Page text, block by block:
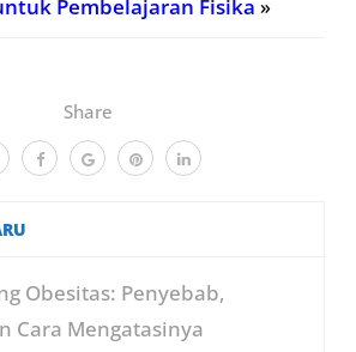
Share
Pembelajaran Fisika »
Obesitas: Penyebab,
Cara Mengatasinya